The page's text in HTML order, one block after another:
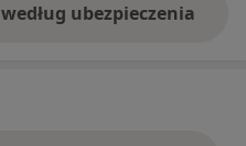
ubezpieczenia